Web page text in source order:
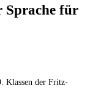
Sprache für
Klassen der Fritz-